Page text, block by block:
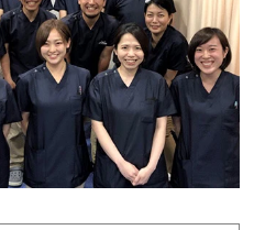
す。
りますが、施術後は体が軽く
からも通い続けたいです！
てダルさ痛み和らぎます。仕